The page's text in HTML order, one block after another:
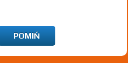
zwyrodnieniowa stawu
POMIŃ